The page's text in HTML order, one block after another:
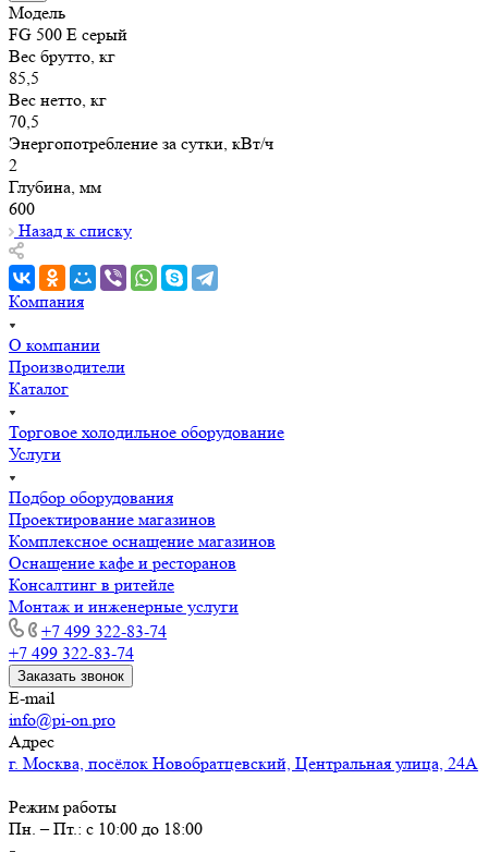
Модель
FG 500 E серый
Вес брутто, кг
85,5
Вес нетто, кг
70,5
Энергопотребление за сутки, кВт/ч
2
Глубина, мм
600
Назад к списку
Компания
О компании
Производители
Каталог
Торговое холодильное оборудование
Услуги
Подбор оборудования
Проектирование магазинов
Комплексное оснащение магазинов
Оснащение кафе и ресторанов
Консалтинг в ритейле
Монтаж и инженерные услуги
+7 499 322-83-74
+7 499 322-83-74
Заказать звонок
E-mail
info@pi-on.pro
Адрес
г. Москва, посёлок Новобратцевский, Центральная улица, 24А
Режим работы
Пн. – Пт.: с 10:00 до 18:00